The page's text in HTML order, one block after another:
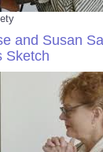
and Susan
Sketch